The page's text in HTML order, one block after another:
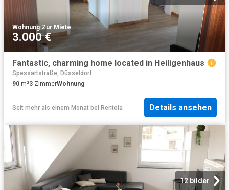
Wohnung·Zur Miete
3.000 €
Fantastic, charming home located in Heiligenhaus
Spessartstraße, Düsseldorf
90 m²3 ZimmerWohnung
Seit mehr als einem Monat bei Rentola Details ansehen
12 bilder